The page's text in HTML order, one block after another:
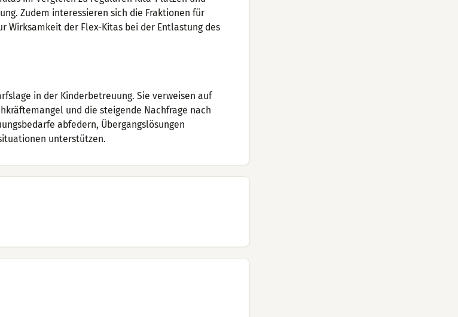
Zudem interessieren sich die Fraktionen für
Wirksamkeit der Flex-Kitas bei der Entlastung des
in der Kinderbetreuung. Sie verweisen auf
und die steigende Nachfrage nach
abfedern, Übergangslösungen
unterstützen.